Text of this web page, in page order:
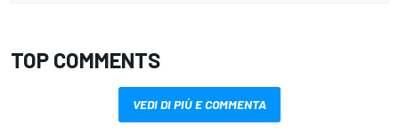
TOP COMMENTS
VEDI DI PIÙ E COMMENTA